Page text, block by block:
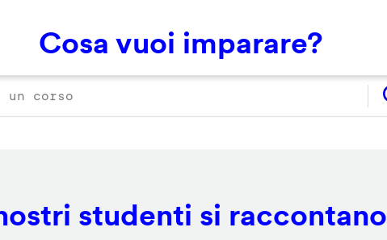
Cosa vuoi imparare?
studenti si raccontano